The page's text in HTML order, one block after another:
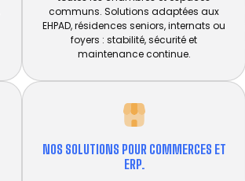
communs. Solutions adaptées aux
EHPAD, résidences seniors, internats ou
foyers : stabilité, sécurité et
maintenance continue.
NOS SOLUTIONS POUR COMMERCES ET
ERP.